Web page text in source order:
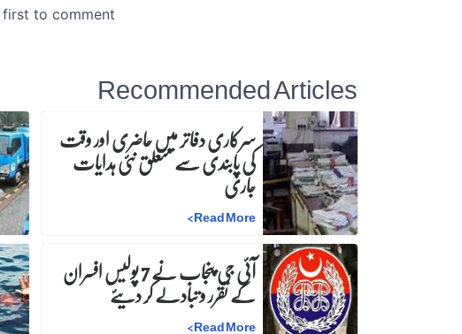
Recommended Articles
سرکاری دفاتر میں حاضری اور وقت
کی پابندی سے متعلق نئی ہدایات
جاری
Read More
>
آئی جی پنجاب نے 7 پولیس افسرانکے تقرر و تبادلے کر دیئے
Read More
>